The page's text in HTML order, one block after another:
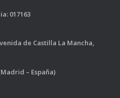
017163
de Castilla La Mancha,
– España)